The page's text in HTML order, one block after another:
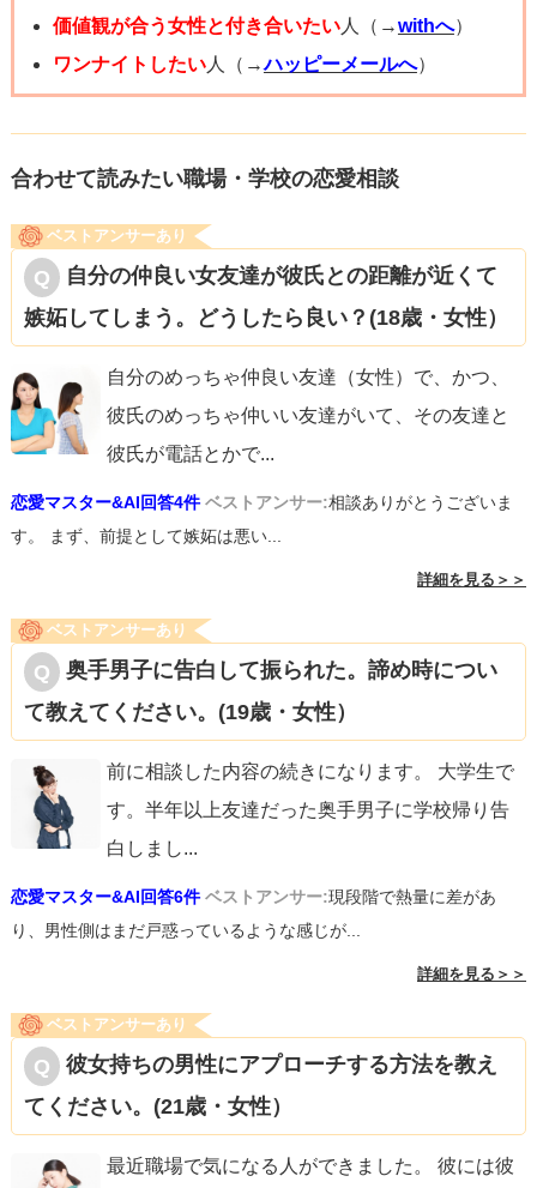
価値観が合う女性と付き合いたい人（→withへ）
ワンナイトしたい人（→ハッピーメールへ）
合わせて読みたい職場・学校の恋愛相談
ベストアンサーあり
自分の仲良い女友達が彼氏との距離が近くて
嫉妬してしまう。どうしたら良い？(18歳・女性）
自分のめっちゃ仲良い友達（女性）で、かつ、
彼氏のめっちゃ仲いい友達がいて、その友達と
彼氏が電話とかで...
恋愛マスター&AI回答4件 ベストアンサー:相談ありがとうございま
す。 まず、前提として嫉妬は悪い...
詳細を見る＞＞
ベストアンサーあり
奥手男子に告白して振られた。諦め時につい
て教えてください。(19歳・女性）
前に相談した内容の続きになります。 大学生で
す。半年以上友達だった奥手男子に学校帰り告
白しまし...
恋愛マスター&AI回答6件 ベストアンサー:現段階で熱量に差があ
り、男性側はまだ戸惑っているような感じが...
詳細を見る＞＞
ベストアンサーあり
彼女持ちの男性にアプローチする方法を教え
てください。(21歳・女性）
最近職場で気になる人ができました。 彼には彼